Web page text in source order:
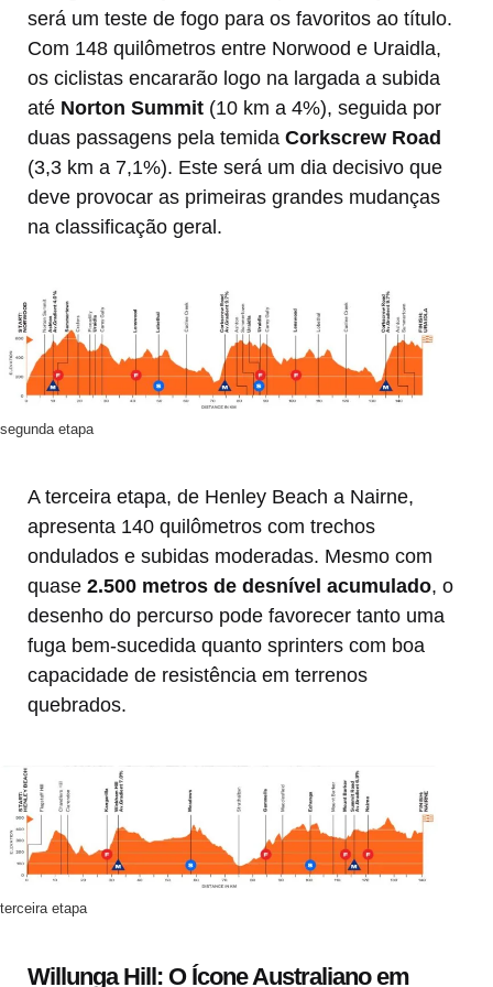
será um teste de fogo para os favoritos ao título.
Com 148 quilômetros entre Norwood e Uraidla,
os ciclistas encararão logo na largada a subida
até Norton Summit (10 km a 4%), seguida por
duas passagens pela temida Corkscrew Road
(3,3 km a 7,1%). Este será um dia decisivo que
deve provocar as primeiras grandes mudanças
na classificação geral.
segunda etapa
A terceira etapa, de Henley Beach a Nairne,
apresenta 140 quilômetros com trechos
ondulados e subidas moderadas. Mesmo com
quase 2.500 metros de desnível acumulado, o
desenho do percurso pode favorecer tanto uma
fuga bem-sucedida quanto sprinters com boa
capacidade de resistência em terrenos
quebrados.
terceira etapa
Willunga Hill: O Ícone Australiano em